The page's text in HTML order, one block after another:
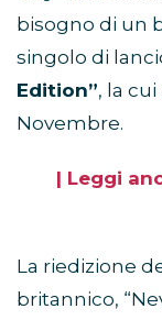
bisogno di un
singolo di
Edition”, la
Novembre.
| Leggi
La riedizione
britannico,